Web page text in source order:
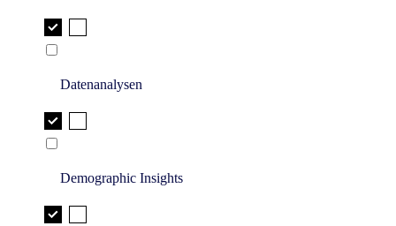
Datenanalysen
Demographic Insights